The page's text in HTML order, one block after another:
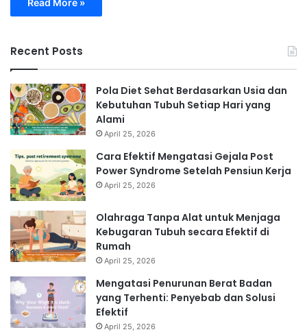
Read More »
Recent Posts
Pola Diet Sehat Berdasarkan Usia dan
Kebutuhan Tubuh Setiap Hari yang
Alami
April 25, 2026
Cara Efektif Mengatasi Gejala Post
Power Syndrome Setelah Pensiun Kerja
April 25, 2026
Olahraga Tanpa Alat untuk Menjaga
Kebugaran Tubuh secara Efektif di
Rumah
April 25, 2026
Mengatasi Penurunan Berat Badan
yang Terhenti: Penyebab dan Solusi
Efektif
April 25, 2026